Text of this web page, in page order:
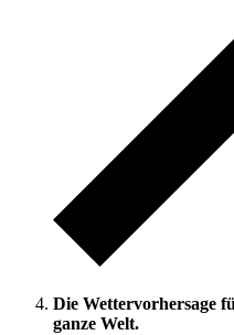
Die Wettervorhersage
ganze Welt.